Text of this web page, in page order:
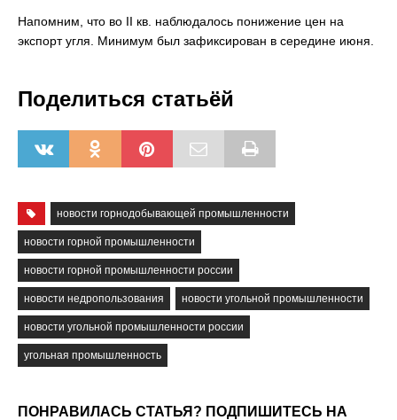
Напомним, что во II кв. наблюдалось понижение цен на
экспорт угля. Минимум был зафиксирован в середине июня.
Поделиться статьёй
новости горнодобывающей промышленности
новости горной промышленности
новости горной промышленности россии
новости недропользования новости угольной промышленности
новости угольной промышленности россии
угольная промышленность
ПОНРАВИЛАСЬ СТАТЬЯ? ПОДПИШИТЕСЬ НА